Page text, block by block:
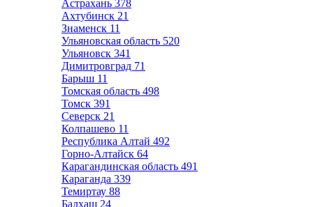
Астрахань 378
Ахтубинск 21
Знаменск 11
Ульяновская область 520
Ульяновск 341
Димитровград 71
Барыш 11
Томская область 498
Томск 391
Северск 21
Колпашево 11
Республика Алтай 492
Горно-Алтайск 64
Карагандинская область 491
Караганда 339
Темиртау 88
Балхаш 24